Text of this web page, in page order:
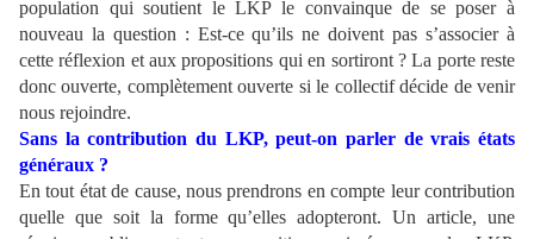
population qui soutient le LKP le convainque de se poser à
nouveau la question : Est-ce qu’ils ne doivent pas s’associer à
cette réflexion et aux propositions qui en sortiront ? La porte reste
donc ouverte, complètement ouverte si le collectif décide de venir
nous rejoindre.
Sans la contribution du LKP, peut-on parler de vrais états
généraux ?
En tout état de cause, nous prendrons en compte leur contribution
quelle que soit la forme qu’elles adopteront. Un article, une